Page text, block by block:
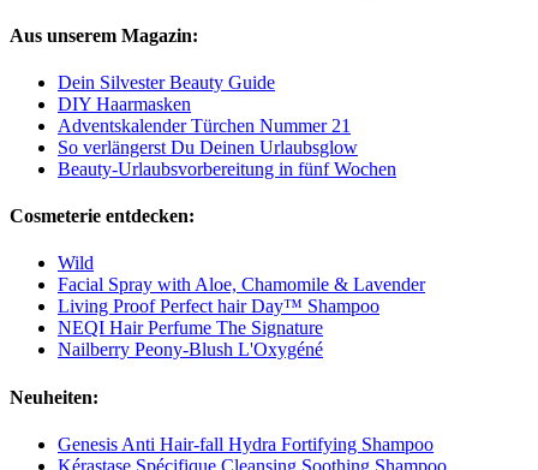
Aus unserem Magazin:
Dein Silvester Beauty Guide
DIY Haarmasken
Adventskalender Türchen Nummer 21
So verlängerst Du Deinen Urlaubsglow
Beauty-Urlaubsvorbereitung in fünf Wochen
Cosmeterie entdecken:
Wild
Facial Spray with Aloe, Chamomile & Lavender
Living Proof Perfect hair Day™ Shampoo
NEQI Hair Perfume The Signature
Nailberry Peony-Blush L'Oxygéné
Neuheiten:
Genesis Anti Hair-fall Hydra Fortifying Shampoo
Kérastase Spécifique Cleansing Soothing Shampoo